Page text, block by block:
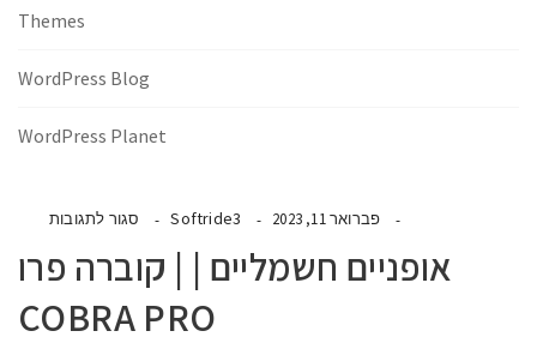
פברואר 11, 2023 Softride3 סגור לתגובות
אופניים חשמליים | | קוברה פרו
COBRA PRO
Themes
WordPress Blog
WordPress Planet